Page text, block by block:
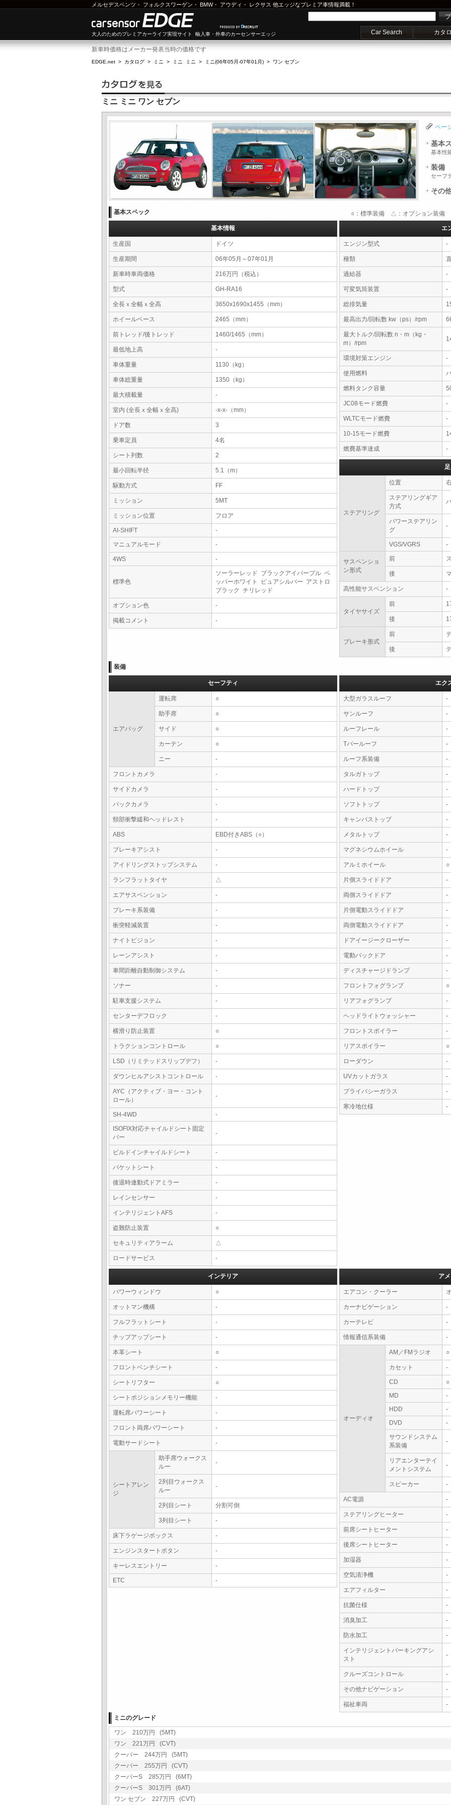
メルセデスベンツ ・ フォルクスワーゲン ・ BMW・ アウディ ・ レクサス 他エッジなプレミア車情報満載！
大人のためのプレミアカーライフ実現サイト 輸入車・外車のカーセンサーエッジ Car Search カタ
新車時価格はメーカー発表当時の価格です
EDGE.net > カタログ > ミニ > ミニ ミニ > ミニ(06年05月-07年01月) > ワン セブン
ミニ ミニ ワン セブン
ペー
基本
基本性
装備
セーフ
その
基本スペック ○：標準装備 △：オプション装備 -
基本情報
生産国 ドイツ
生産期間 06年05月～07年01月
新車時車両価格 216万円（税込）
型式 GH-RA16
全長ｘ全幅ｘ全高 3650x1690x1455（mm）
ホイールベース 2465（mm）
前トレッド/後トレッド 1460/1465（mm）
最低地上高 -
車体重量 1130（kg）
車体総重量 1350（kg）
最大積載量 -
室内 (全長ｘ全幅ｘ全高) -x-x-（mm）
ドア数 3
乗車定員 4名
シート列数 2
最小回転半径 5.1（m）
駆動方式 FF
ミッション 5MT
ミッション位置 フロア
AI-SHIFT
-
マニュアルモード
-
4WS -
標準色
ソーラーレッド ブラックアイパープル ペ
ッパーホワイト ピュアシルバー アストロ
ブラック チリレッド
オプション色 -
掲載コメント -
エ
エンジン型式 -
種類
過給器 -
可変気筒装置 -
総排気量
最高出力/回転数 kw（ps）/rpm
最大トルク/回転数 n・m（kg・
m）/rpm
環境対策エンジン -
使用燃料
燃料タンク容量
JC08モード燃費 -
WLTCモード燃費 -
10-15モード燃費
燃費基準達成 -
ステアリング
位置
ステアリングギア
方式
パワーステアリン
グ
-
VGS/VGRS -
サスペンショ
ン形式
前
後
高性能サスペンション -
タイヤサイズ
前
後
ブレーキ形式
前
後
装備
セーフティ
エアバッグ
運転席 ○
助手席 ○
サイド ○
カーテン ○
ニー -
フロントカメラ -
サイドカメラ -
バックカメラ -
頸部衝撃緩和ヘッドレスト -
ABS EBD付きABS（○）
ブレーキアシスト -
アイドリングストップシステム -
ランフラットタイヤ △
エアサスペンション -
ブレーキ系装備 -
衝突軽減装置 -
ナイトビジョン -
レーンアシスト -
車間距離自動制御システム -
ソナー -
駐車支援システム -
センターデフロック -
横滑り防止装置 ○
トラクションコントロール ○
LSD（リミテッドスリップデフ） -
ダウンヒルアシストコントロール -
AYC（アクティブ・ヨー・コント
ロール）
-
SH-4WD
-
ISOFIX対応チャイルドシート固定
バー
-
ビルドインチャイルドシート -
バケットシート -
後退時連動式ドアミラー -
レインセンサー -
インテリジェントAFS -
盗難防止装置 ○
セキュリティアラーム △
ロードサービス -
エク
大型ガラスルーフ -
サンルーフ -
ルーフレール -
Tバールーフ -
ルーフ系装備 -
タルガトップ -
ハードトップ -
ソフトトップ -
キャンバストップ -
メタルトップ -
マグネシウムホイール -
アルミホイール ○
片側スライドドア -
両側スライドドア -
片側電動スライドドア -
両側電動スライドドア -
ドアイージークローザー -
電動バックドア -
ディスチャージドランプ -
フロントフォグランプ ○
リアフォグランプ -
ヘッドライトウォッシャー -
フロントスポイラー -
リアスポイラー ○
ローダウン -
UVカットガラス -
プライバシーガラス -
寒冷地仕様 -
インテリア
パワーウィンドウ ○
オットマン機構 -
フルフラットシート -
チップアップシート -
本革シート ○
フロントベンチシート -
シートリフター ○
シートポジションメモリー機能 -
運転席パワーシート -
フロント両席パワーシート -
電動サードシート -
シートアレン
ジ
助手席ウォークス
ルー
-
2列目ウォークス
ルー
-
2列目シート 分割可倒
3列目シート -
床下ラゲージボックス -
エンジンスタートボタン -
キーレスエントリー -
ETC -
ア
エアコン・クーラー
カーナビゲーション -
カーテレビ -
情報通信系装備 -
オーディオ
AM／FMラジオ ○
カセット -
CD
○
MD
-
HDD
-
DVD
-
サウンドシステム
系装備
-
リアエンターテイ
メントシステム
-
スピーカー -
AC電源 -
ステアリングヒーター -
前席シートヒーター -
後席シートヒーター -
加湿器 -
空気清浄機 -
エアフィルター -
抗菌仕様 -
消臭加工 -
防水加工 -
インテリジェントパーキングアシ
スト
-
クルーズコントロール -
その他ナビゲーション -
福祉車両
-
ミニのグレード
ワン 210万円 (5MT)
ワン 221万円 (CVT)
クーパー 244万円 (5MT)
クーパー 255万円 (CVT)
クーパーS 285万円 (6MT)
クーパーS 301万円 (6AT)
ワン セブン 227万円 (CVT)